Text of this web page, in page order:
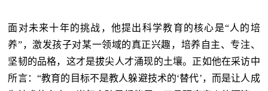
面对未来十年的挑战，他提出科学教育的核心是“人的培
养”，激发孩子对某一领域的真正兴趣，培养自主、专注、
坚韧的品格，这才是拔尖人才涌现的土壤。正如他在采访中
所言：“教育的目标不是教人躲避技术的‘替代’，而是让人成